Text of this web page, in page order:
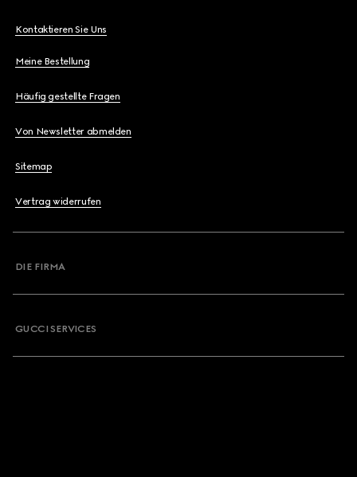
Kontaktieren Sie Uns
Meine Bestellung
Häufig gestellte Fragen
Von Newsletter abmelden
Sitemap
Vertrag widerrufen
DIE FIRMA
GUCCI SERVICES